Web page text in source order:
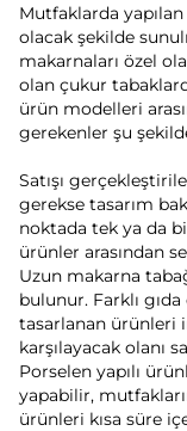
Mutfaklarda
olacak şekilde
makarnaları özel
olan çukur
ürün modelleri
gerekenler şu
Satışı
gerekse tasarım
noktada tek ya da
ürünler arasından
Uzun makarna
bulunur. Farklı
tasarlanan ürünleri
karşılayacak olanı
Porselen yapılı
yapabilir,
ürünleri kısa süre